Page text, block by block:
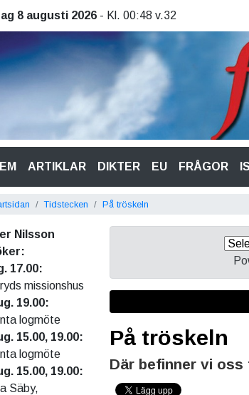
8 augusti 2026 - Kl. 00:48 v.32
(CURRENT)
ARTIKLAR DIKTER EU FRÅGOR
Tidstecken På tröskeln
Nilsson
17.00:
missionshus
19.00:
logmöte
15.00, 19.00:
logmöte
15.00, 19.00:
Säby,
På tröskeln
Där befinner vi oss